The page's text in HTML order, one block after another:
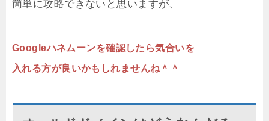
簡単に攻略できないと思いますが、
Googleハネムーンを確認したら気合いを
入れる方が良いかもしれませんね＾＾